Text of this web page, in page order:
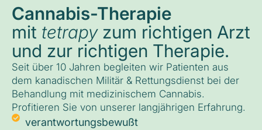
Cannabis-Therapie
mit tetrapyzum richtigen Arzt
und zur richtigen Therapie.
Seit über 10 Jahren begleiten wir Patienten aus
dem kanadischen Militär & Rettungsdienst bei der
Behandlung mit medizinischem Cannabis.
Profitieren Sie von unserer langjährigen Erfahrung.
verantwortungsbewußt